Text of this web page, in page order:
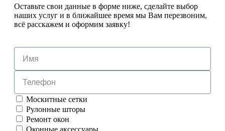
Оставьте свои данные в форме ниже, сделайте выбор
наших услуг и в ближайшее время мы Вам перезвоним,
всё расскажем и оформим заявку!
Москитные сетки
Рулонные шторы
Ремонт окон
Оконные аксессуары